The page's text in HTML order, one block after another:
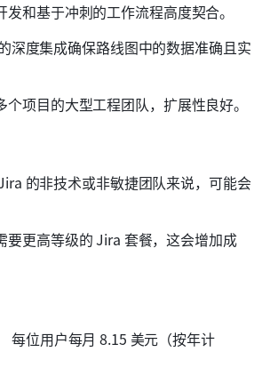
发和基于冲刺的工作流程高度契合。
深度集成确保路线图中的数据准确且实
个项目的大型工程团队，扩展性良好。
的非技术或非敏捷团队来说，可能会
要更高等级的 Jira 套餐，这会增加成
每位用户每月 8.15 美元（按年计